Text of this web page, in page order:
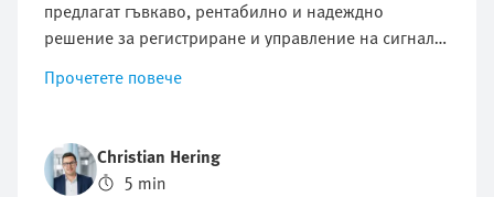
предлагат гъвкаво, рентабилно и надеждно
решение за регистриране и управление на сигнали
децентрализирано разположение на входно-
окабеляване и опростява инсталирането и
сервизната поддръжка.
Прочетете повече
Christian Hering
5 min